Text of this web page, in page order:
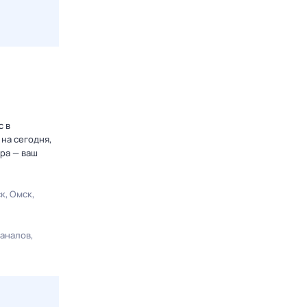
в
сегодня,
— ваш
Омск